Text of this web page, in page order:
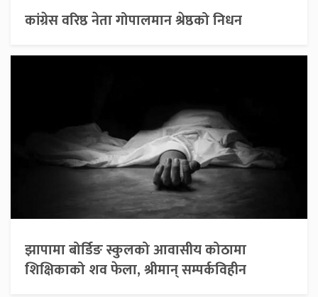
कांग्रेस वरिष्ठ नेता गोपालमान श्रेष्ठको निधन
झापामा बोर्डिङ स्कुलको आवासीय कोठामा
शिक्षिकाको शव फेला, श्रीमान् सम्पर्कविहीन